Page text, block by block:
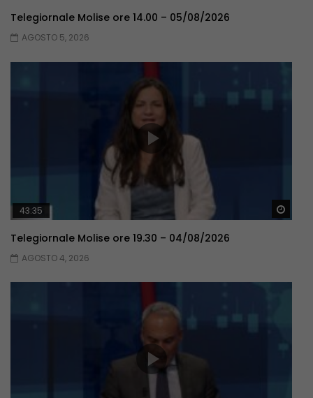
Telegiornale Molise ore 14.00 – 05/08/2026
AGOSTO 5, 2026
43:35
Telegiornale Molise ore 19.30 – 04/08/2026
AGOSTO 4, 2026